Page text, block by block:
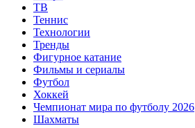
ТВ
Теннис
Технологии
Тренды
Фигурное катание
Фильмы и сериалы
Футбол
Хоккей
Чемпионат мира по футболу 2026
Шахматы